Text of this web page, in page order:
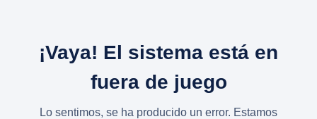
¡Vaya! El sistema está en
fuera de juego
Lo sentimos, se ha producido un error. Estamos